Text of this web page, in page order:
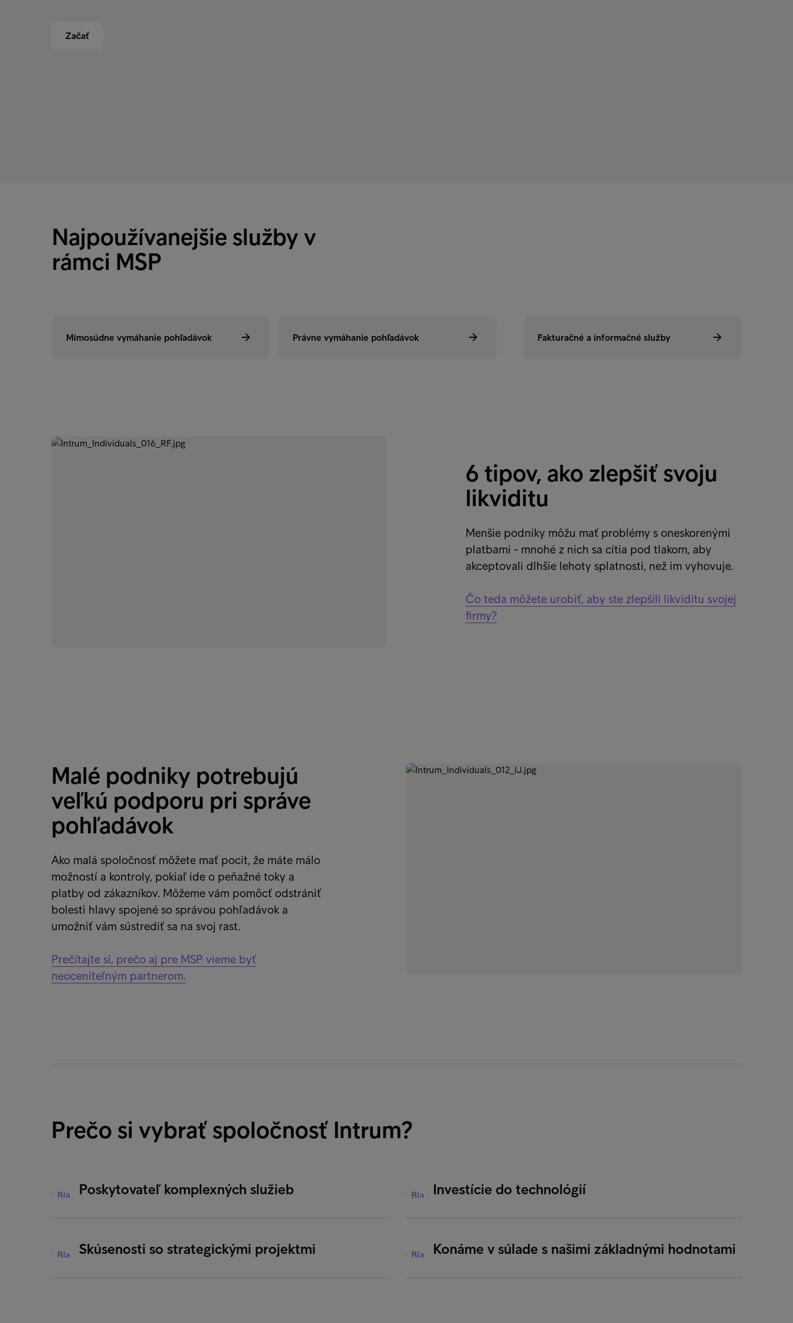
Začať
Najpoužívanejšie služby v
rámci MSP
Mimosúdne vymáhanie pohľadávok Mimosúdne vymáhanie pohľadávok
Právne vymáhanie pohľadávok Právne vymáhanie pohľadávok
Fakturačné a informačné služby
6 tipov, ako zlepšiť svoju
likviditu
Menšie podniky môžu mať problémy s oneskorenými
platbami - mnohé z nich sa cítia pod tlakom, aby
akceptovali dlhšie lehoty splatnosti, než im vyhovuje.
Čo teda môžete urobiť, aby ste zlepšili likviditu svojej
firmy?
Malé podniky potrebujú
veľkú podporu pri správe
pohľadávok
Ako malá spoločnosť môžete mať pocit, že máte málo
možností a kontroly, pokiaľ ide o peňažné toky a
platby od zákazníkov. Môžeme vám pomôcť odstrániť
bolesti hlavy spojené so správou pohľadávok a
umožniť vám sústrediť sa na svoj rast.
Prečítajte si, prečo aj pre MSP vieme byť
neoceniteľným partnerom.
Prečo si vybrať spoločnosť Intrum?
Poskytovateľ komplexných služieb
Skúsenosti so strategickými projektmi
Investície do technológií
Konáme v súlade s našimi základnými hodnotami